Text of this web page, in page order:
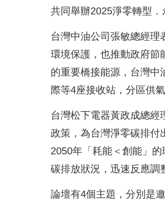
共同舉辦2025淨零轉型．
台灣中油公司張敏總經理
環境保護，也推動政府節
的重要橋接能源，台灣中
際等4座接收站，分區供
台灣松下電器黃政成總
政策，為台灣淨零碳排付
2050年「耗能＜創能」
碳排放狀況，迅速反應調
論壇有4個主題，分別是